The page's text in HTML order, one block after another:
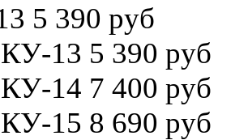
5 390 руб
13 5 390 руб
14 7 400 руб
15 8 690 руб